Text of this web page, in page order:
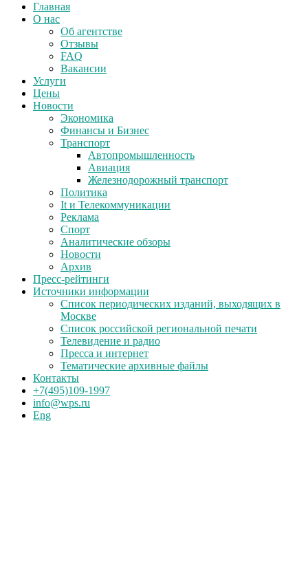
Главная
О нас
Об агентстве
Отзывы
FAQ
Вакансии
Услуги
Цены
Новости
Экономика
Финансы и Бизнес
Транспорт
Автопромышленность
Авиация
Железнодорожный транспорт
Политика
It и Телекоммуникации
Реклама
Спорт
Аналитические обзоры
Новости
Архив
Пресс-рейтинги
Источники информации
Список периодических изданий, выходящих в
Москве
Список российской региональной печати
Телевидение и радио
Пресса и интернет
Тематические архивные файлы
Контакты
+7(495)109-1997
info@wps.ru
Eng